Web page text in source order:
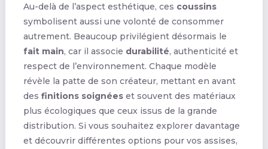
Au-delà de l’aspect esthétique, ces coussins
symbolisent aussi une volonté de consommer
autrement. Beaucoup privilégient désormais le
fait main, car il associe durabilité, authenticité et
respect de l’environnement. Chaque modèle
révèle la patte de son créateur, mettant en avant
des finitions soignéeset souvent des matériaux
plus écologiques que ceux issus de la grande
distribution. Si vous souhaitez explorer davantage
et découvrir différentes options pour vos assises,